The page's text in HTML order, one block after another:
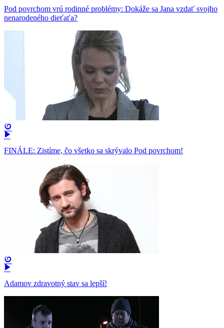
Pod povrchom vrú rodinné problémy: Dokáže sa Jana vzdať svojho
nenarodeného dieťaťa?
FINÁLE: Zistíme, čo všetko sa skrývalo Pod povrchom!
Adamov zdravotný stav sa lepší!